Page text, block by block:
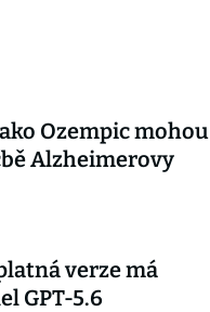
Ozempic mohou
Alzheimerovy
verze má
GPT-5.6